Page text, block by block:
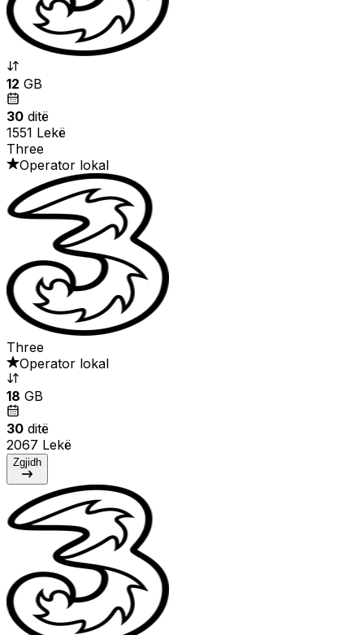
12 GB
30 ditë
1551 Lekë
Three
Operator lokal
Three
Operator lokal
18 GB
30 ditë
2067 Lekë
Zgjidh